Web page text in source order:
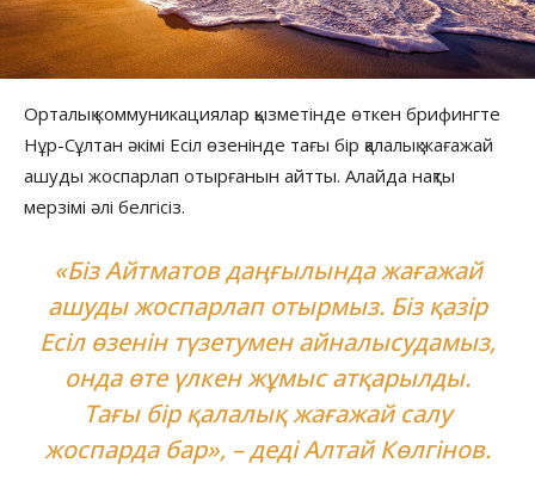
Орталық коммуникациялар қызметінде өткен брифингте
Нұр-Сұлтан әкімі Есіл өзенінде тағы бір қалалық жағажай
ашуды жоспарлап отырғанын айтты. Алайда нақты
мерзімі әлі белгісіз.
«Біз Айтматов даңғылында жағажай
ашуды жоспарлап отырмыз. Біз қазір
Есіл өзенін түзетумен айналысудамыз,
онда өте үлкен жұмыс атқарылды.
Тағы бір қалалық жағажай салу
жоспарда бар», – деді Алтай Көлгінов.